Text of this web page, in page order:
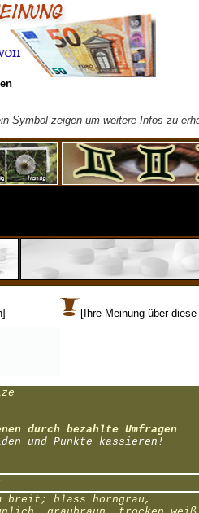
Symbol zeigen um weitere Infos zu
[Ihre Meinung über diese
durch bezahlte Umfragen
und Punkte kassieren!
breit; blass horngrau,